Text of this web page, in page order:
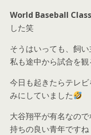
World Baseball
した笑
そうはいっても、飼い
私も途中から試合を観
今日も起きたらテレ
みにしていました
大谷翔平が有名なの
持ちの良い青年ですね